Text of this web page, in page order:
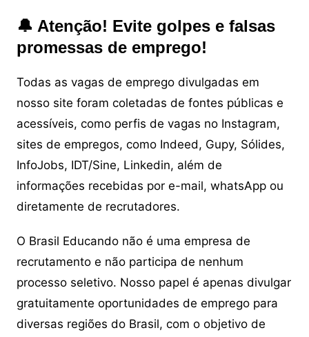
🔔 Atenção! Evite golpes e falsas
promessas de emprego!
Todas as vagas de emprego divulgadas em
nosso site foram coletadas de fontes públicas e
acessíveis, como perfis de vagas no Instagram,
sites de empregos, como Indeed, Gupy, Sólides,
InfoJobs, IDT/Sine, Linkedin, além de
informações recebidas por e-mail, whatsApp ou
diretamente de recrutadores.
O Brasil Educando não é uma empresa de
recrutamento e não participa de nenhum
processo seletivo. Nosso papel é apenas divulgar
gratuitamente oportunidades de emprego para
diversas regiões do Brasil, com o objetivo de